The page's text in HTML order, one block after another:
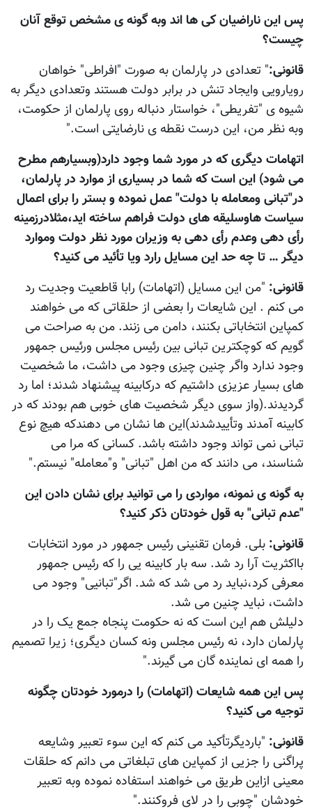
پس این ناراضیان کی ها اند وبه گونه ی مشخص توقع آنان
چیست؟
قانونی:" تعدادی در پارلمان به صورت "افراطی" خواهان
رویارویی وایجاد تنش در برابر دولت هستند وتعدادی دیگر به
شیوه ی "تفریطی"، خواستار دنباله روی پارلمان از حکومت،
وبه نظر من، این درست نقطه ی نارضایتی است."
اتهامات دیگری که در مورد شما وجود دارد(وبسیارهم مطرح
می شود) این است که شما در بسیاری از موارد در پارلمان،
در"تبانی ومعامله با دولت" عمل نموده و بستر را برای اعمال
سیاست هاوسلیقه های دولت فراهم ساخته اید،مثلادرزمینه
رأی دهی وعدم رأی دهی به وزیران مورد نظر دولت وموارد
دیگر … تا چه حد این مسایل رارد ویا تأئید می کنید؟
قانونی: "من این مسایل (اتهامات) رابا قاطعیت وجدیت رد
می کنم . این شایعات را بعضی از حلقاتی که می خواهند
کمپاین انتخاباتی بکنند، دامن می زنند. من به صراحت می
گویم که کوچکترین تبانی بین رئیس مجلس ورئیس جمهور
وجود ندارد واگر چنین چیزی وجود می داشت، ما شخصیت
های بسیار عزیزی داشتیم که درکابینه پیشنهاد شدند؛ اما رد
گردیدند.(واز سوی دیگر شخصیت های خوبی هم بودند که در
کابینه آمدند وتأییدشدند)این ها نشان می دهندکه هیچ نوع
تبانی نمی تواند وجود داشته باشد. کسانی که مرا می
شناسند، می دانند که من اهل "تبانی" و"معامله" نیستم."
به گونه ی نمونه، مواردی را می توانید برای نشان دادن این
"عدم تبانی" به قول خودتان ذکر کنید؟
قانونی: بلی. فرمان تقنینی رئیس جمهور در مورد انتخابات
بااکثریت آرا رد شد. سه بار کابینه یی را که رئیس جمهور
معرفی کرد،نباید رد می شد که شد. اگر"تبانیی" وجود می
داشت، نباید چنین می شد.
دلیلش هم این است که نه حکومت پنجاه جمع یک را در
پارلمان دارد، نه رئیس مجلس ونه کسان دیگری؛ زیرا تصمیم
را همه ای نماینده گان می گیرند."
پس این همه شایعات (اتهامات) را درمورد خودتان چگونه
توجیه می کنید؟
قانونی: "باردیگرتأکید می کنم که این سوء تعبیر وشایعه
پراگنی را جزیی از کمپاین های تبلغاتی می دانم که حلقات
معینی ازاین طریق می خواهند استفاده نموده وبه تعبیر
خودشان "چوبی را در لای فروکنند."